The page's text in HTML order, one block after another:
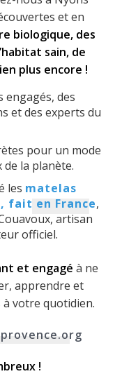
et en
biologique, des
sain, de
plus encore !
engagés, des
et des experts du
pour un mode
la planète.
les matelas
fait en France,
artisan
officiel.
et engagé à ne
apprendre et
votre quotidien.
!